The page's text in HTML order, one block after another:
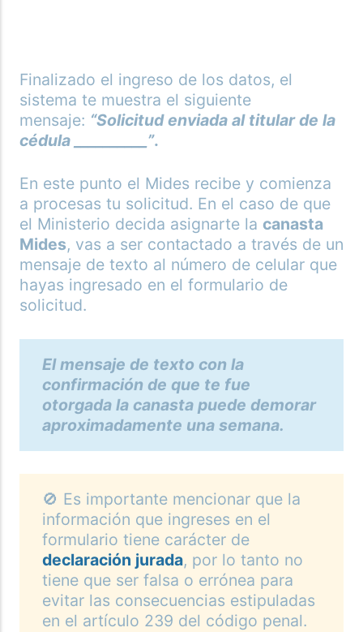
Finalizado el ingreso de los datos, el
sistema te muestra el siguiente
mensaje: “Solicitud enviada al titular de la
cédula __________”.
En este punto el Mides recibe y comienza
a procesas tu solicitud. En el caso de que
el Ministerio decida asignarte la canasta
Mides, vas a ser contactado a través de un
mensaje de texto al número de celular que
hayas ingresado en el formulario de
solicitud.
El mensaje de texto con la
confirmación de que te fue
otorgada la canasta puede demorar
aproximadamente una semana.
🚫 Es importante mencionar que la
información que ingreses en el
formulario tiene carácter de
declaración jurada, por lo tanto no
tiene que ser falsa o errónea para
evitar las consecuencias estipuladas
en el artículo 239 del código penal.